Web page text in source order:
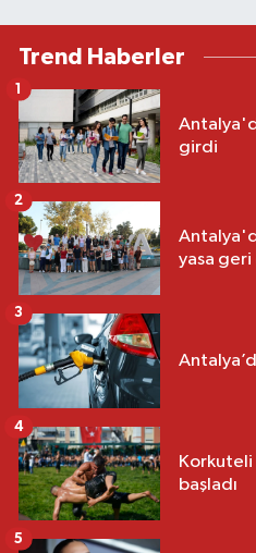
Trend Haberler
girdi
1
yasa geri
2
3
Korkuteli
başladı
4
5